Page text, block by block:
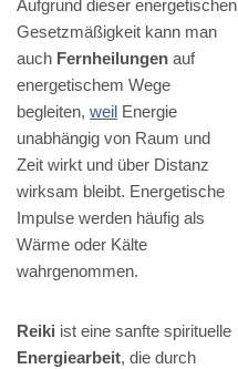
Aufgrund dieser energetischen
Gesetzmäßigkeit kann man
auch Fernheilungen auf
energetischem Wege
begleiten, weil Energie
unabhängig von Raum und
Zeit wirkt und über Distanz
wirksam bleibt. Energetische
Impulse werden häufig als
Wärme oder Kälte
wahrgenommen.
Reiki ist eine sanfte spirituelle
Energiearbeit, die durch